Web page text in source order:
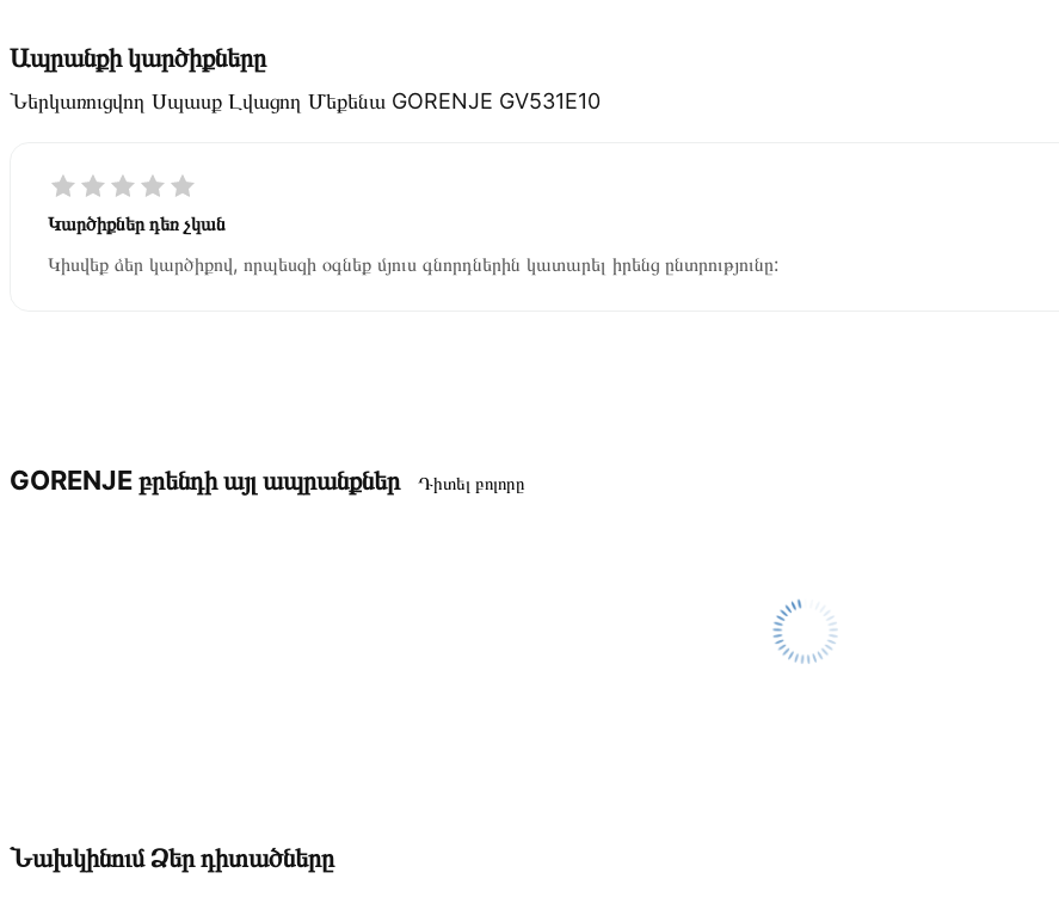
Ապրանքի կարծիքները
Ներկառուցվող Սպասք Լվացող Մեքենա GORENJE GV531E10
Կարծիքներ դեռ չկան
Կիսվեք ձեր կարծիքով, որպեսզի օգնեք մյուս գնորդներին կատարել իրենց ընտրությունը:
GORENJE բրենդի այլ ապրանքներ Դիտել բոլորը
Նախկինում Ձեր դիտածները